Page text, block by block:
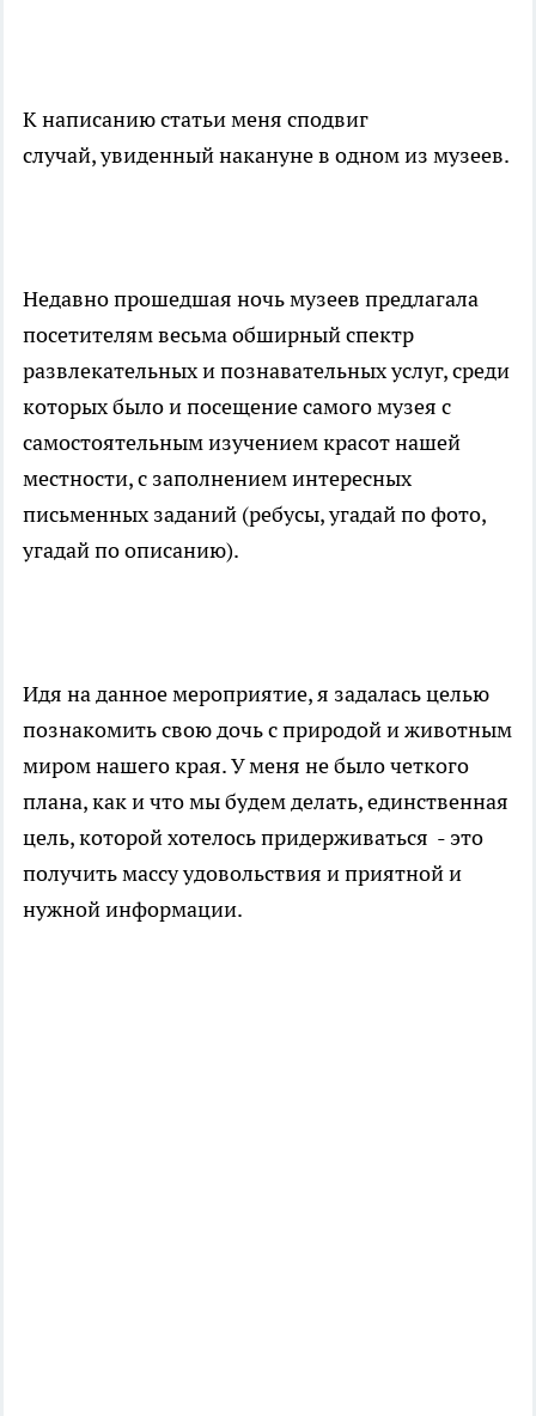
К написанию статьи меня сподвиг
случай, увиденный накануне в одном из музеев.
Недавно прошедшая ночь музеев предлагала
посетителям весьма обширный спектр
развлекательных и познавательных услуг, среди
которых было и посещение самого музея с
самостоятельным изучением красот нашей
местности, с заполнением интересных
письменных заданий (ребусы, угадай по фото,
угадай по описанию).
Идя на данное мероприятие, я задалась целью
познакомить свою дочь с природой и животным
миром нашего края. У меня не было четкого
плана, как и что мы будем делать, единственная
цель, которой хотелось придерживаться - это
получить массу удовольствия и приятной и
нужной информации.